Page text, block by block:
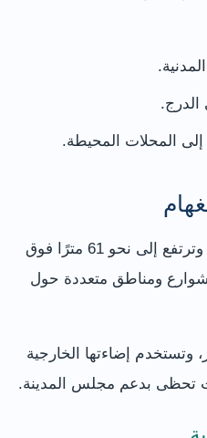
الدرج.
إلى المحلات المحيطة.
تعد القبة أبرز جزء في المبنى، وترتفع إلى نحو 61 مترًا فوق
شوارع ومناطق متعددة حول
وتستخدم إضاءتها الخارجية
تحظى بدعم مجلس المدينة.